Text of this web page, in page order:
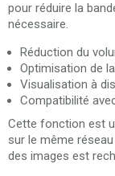
pour réduire la
nécessaire.
Réduction du
Optimisation de
Visualisation à
Compatibilité
Cette fonction est
sur le même
des images est